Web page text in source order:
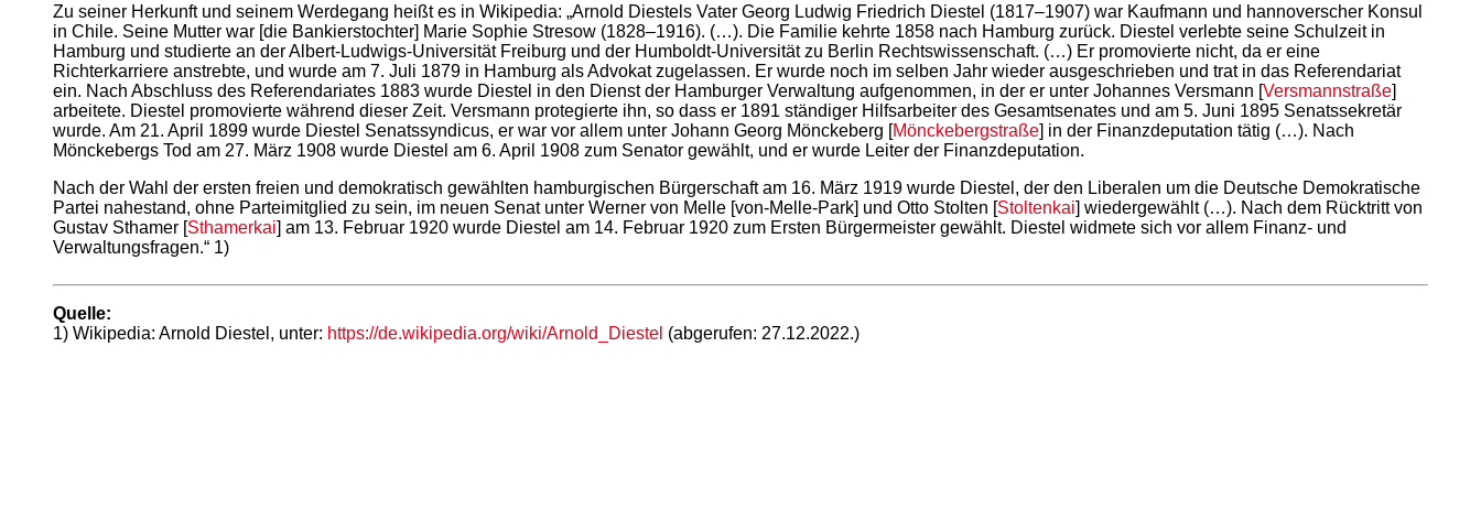
Zu seiner Herkunft und seinem Werdegang heißt es in Wikipedia: „Arnold Diestels Vater Georg Ludwig Friedrich Diestel (1817–1907) war Kaufmann und hannoverscher Konsul
in Chile. Seine Mutter war [die Bankierstochter] Marie Sophie Stresow (1828–1916). (…). Die Familie kehrte 1858 nach Hamburg zurück. Diestel verlebte seine Schulzeit in
Hamburg und studierte an der Albert-Ludwigs-Universität Freiburg und der Humboldt-Universität zu Berlin Rechtswissenschaft. (…) Er promovierte nicht, da er eine
Richterkarriere anstrebte, und wurde am 7. Juli 1879 in Hamburg als Advokat zugelassen. Er wurde noch im selben Jahr wieder ausgeschrieben und trat in das Referendariat
ein. Nach Abschluss des Referendariates 1883 wurde Diestel in den Dienst der Hamburger Verwaltung aufgenommen, in der er unter Johannes Versmann [Versmannstraße]
arbeitete. Diestel promovierte während dieser Zeit. Versmann protegierte ihn, so dass er 1891 ständiger Hilfsarbeiter des Gesamtsenates und am 5. Juni 1895 Senatssekretär
wurde. Am 21. April 1899 wurde Diestel Senatssyndicus, er war vor allem unter Johann Georg Mönckeberg [Mönckebergstraße] in der Finanzdeputation tätig (…). Nach
Mönckebergs Tod am 27. März 1908 wurde Diestel am 6. April 1908 zum Senator gewählt, und er wurde Leiter der Finanzdeputation.
Nach der Wahl der ersten freien und demokratisch gewählten hamburgischen Bürgerschaft am 16. März 1919 wurde Diestel, der den Liberalen um die Deutsche Demokratische
Partei nahestand, ohne Parteimitglied zu sein, im neuen Senat unter Werner von Melle [von-Melle-Park] und Otto Stolten [Stoltenkai] wiedergewählt (…). Nach dem Rücktritt von
Gustav Sthamer [Sthamerkai] am 13. Februar 1920 wurde Diestel am 14. Februar 1920 zum Ersten Bürgermeister gewählt. Diestel widmete sich vor allem Finanz- und
Verwaltungsfragen.“ 1)
Quelle:
1) Wikipedia: Arnold Diestel, unter: https://de.wikipedia.org/wiki/Arnold_Diestel (abgerufen: 27.12.2022.)